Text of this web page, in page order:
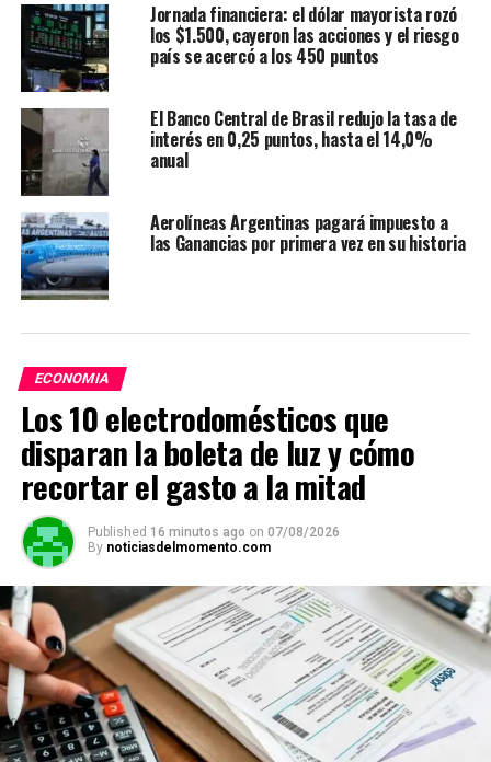
Jornada financiera: el dólar mayorista rozó
los $1.500, cayeron las acciones y el riesgo
país se acercó a los 450 puntos
El Banco Central de Brasil redujo la tasa de
interés en 0,25 puntos, hasta el 14,0%
anual
Aerolíneas Argentinas pagará impuesto a
las Ganancias por primera vez en su historia
ECONOMIA
Los 10 electrodomésticos que
disparan la boleta de luz y cómo
recortar el gasto a la mitad
Published 16 minutos ago on 07/08/2026
By noticiasdelmomento.com